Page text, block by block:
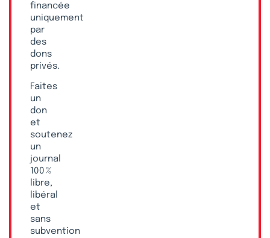
financée
uniquement
par
des
dons
privés.
Faites
un
don
et
soutenez
un
journal
100 %
libre,
libéral
et
sans
subvention